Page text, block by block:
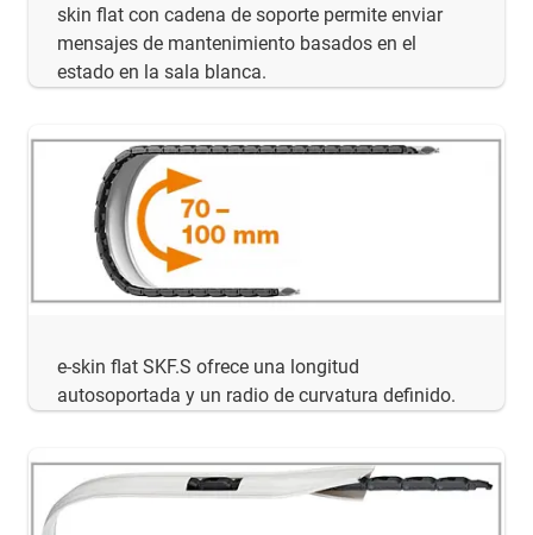
skin flat con cadena de soporte permite enviar
mensajes de mantenimiento basados en el
estado en la sala blanca.
e-skin flat SKF.S ofrece una longitud
autosoportada y un radio de curvatura definido.